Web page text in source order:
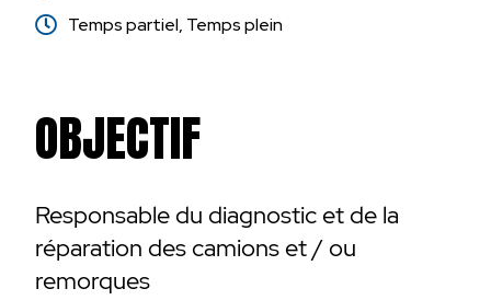
Temps partiel, Temps plein
OBJECTIF
Responsable du diagnostic et de la
réparation des camions et / ou
remorques